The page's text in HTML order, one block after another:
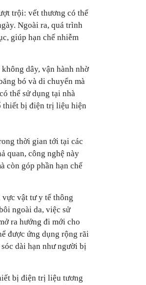
trội: vết thương có thể
Ngoài ra, quá trình
giúp hạn chế nhiễm
dây, vận hành nhờ
bó và di chuyển mà
thể sử dụng tại nhà
thiết bị điện trị liệu hiện
thời gian tới tại các
quan, công nghệ này
còn góp phần hạn chế
vật tư y tế thông
ngoài da, việc sử
ra hướng đi mới cho
được ứng dụng rộng rãi
dài hạn như người bị
bị điện trị liệu tương